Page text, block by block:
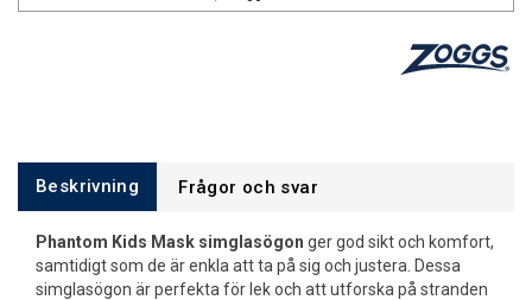
Beskrivning Frågor och svar
Phantom Kids Mask simglasögon ger god sikt och komfort,
samtidigt som de är enkla att ta på sig och justera. Dessa
simglasögon är perfekta för lek och att utforska på stranden